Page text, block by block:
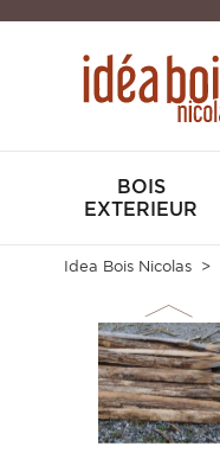
BOIS
EXTERIEUR
Idea Bois Nicolas